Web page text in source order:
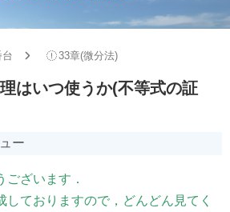
台 33章(微分法)
はいつ使うか(不等式の証
ー
ございます．
しておりますので，どんどん見てく